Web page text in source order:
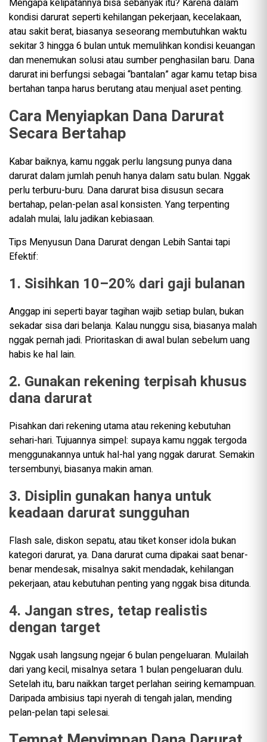
Mengapa kelipatannya bisa sebanyak itu? Karena dalam
kondisi darurat seperti kehilangan pekerjaan, kecelakaan,
atau sakit berat, biasanya seseorang membutuhkan waktu
sekitar 3 hingga 6 bulan untuk memulihkan kondisi keuangan
dan menemukan solusi atau sumber penghasilan baru. Dana
darurat ini berfungsi sebagai “bantalan” agar kamu tetap bisa
bertahan tanpa harus berutang atau menjual aset penting.
Cara Menyiapkan Dana Darurat
Secara Bertahap
Kabar baiknya, kamu nggak perlu langsung punya dana
darurat dalam jumlah penuh hanya dalam satu bulan. Nggak
perlu terburu-buru. Dana darurat bisa disusun secara
bertahap, pelan-pelan asal konsisten. Yang terpenting
adalah mulai, lalu jadikan kebiasaan.
Tips Menyusun Dana Darurat dengan Lebih Santai tapi
Efektif:
1. Sisihkan 10–20% dari gaji bulanan
Anggap ini seperti bayar tagihan wajib setiap bulan, bukan
sekadar sisa dari belanja. Kalau nunggu sisa, biasanya malah
nggak pernah jadi. Prioritaskan di awal bulan sebelum uang
habis ke hal lain.
2. Gunakan rekening terpisah khusus
dana darurat
Pisahkan dari rekening utama atau rekening kebutuhan
sehari-hari. Tujuannya simpel: supaya kamu nggak tergoda
menggunakannya untuk hal-hal yang nggak darurat. Semakin
tersembunyi, biasanya makin aman.
3. Disiplin gunakan hanya untuk
keadaan darurat sungguhan
Flash sale, diskon sepatu, atau tiket konser idola bukan
kategori darurat, ya. Dana darurat cuma dipakai saat benar-
benar mendesak, misalnya sakit mendadak, kehilangan
pekerjaan, atau kebutuhan penting yang nggak bisa ditunda.
4. Jangan stres, tetap realistis
dengan target
Nggak usah langsung ngejar 6 bulan pengeluaran. Mulailah
dari yang kecil, misalnya setara 1 bulan pengeluaran dulu.
Setelah itu, baru naikkan target perlahan seiring kemampuan.
Daripada ambisius tapi nyerah di tengah jalan, mending
pelan-pelan tapi selesai.